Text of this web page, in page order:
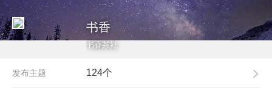
书香
书香茶社
124个
发布主题